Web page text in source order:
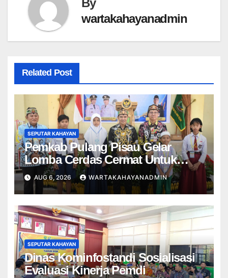
By
wartakahayanadmin
Related Post
SEPUTAR KAHAYAN
Pemkab Pulang Pisau Gelar
Lomba Cerdas Cermat Untuk
Pelajar
AUG 6, 2026 WARTAKAHAYANADMIN
SEPUTAR KAHAYAN
Dinas Kominfostandi Sosialisasi
Evaluasi Kinerja Pemdi